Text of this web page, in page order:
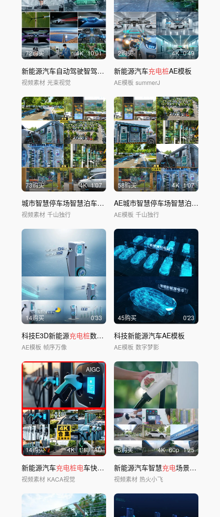
72购买 4K 10'01
新能源汽车自动驾驶智驾智慧出行 充电桩电池
视频素材 光束视觉
2购买 4K 0'49
新能源汽车充电桩AE模板
AE模板 summerJ
73购买 4K 1'07
城市智慧停车场智慧泊车新能源 充电桩
视频素材 千山独行
58购买 4K 1'07
AE城市智慧停车场智慧泊车新能源
AE模板 千山独行
14购买 0'33
科技E3D新能源充电桩数据AE模板
AE模板 帧序万像
45购买 0'23
科技新能源汽车AE模板
AE模板 数字梦影
AIGC
14购买 4K 1'13 AD
新能源汽车充电桩电车快速 充电户外
视频素材 KACA视觉
5购买 4K 60p 1'25
新能源汽车智慧充电场景电
视频素材 热火小飞